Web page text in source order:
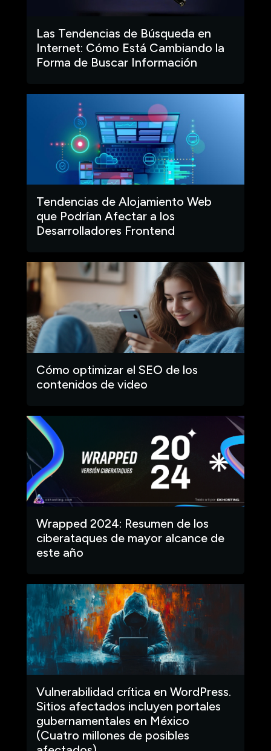
Las Tendencias de Búsqueda en
Internet: Cómo Está Cambiando la
Forma de Buscar Información
Tendencias de Alojamiento Web
que Podrían Afectar a los
Desarrolladores Frontend
Cómo optimizar el SEO de los
contenidos de video
Wrapped 2024: Resumen de los
ciberataques de mayor alcance de
este año
Vulnerabilidad crítica en WordPress.
Sitios afectados incluyen portales
gubernamentales en México
(Cuatro millones de posibles